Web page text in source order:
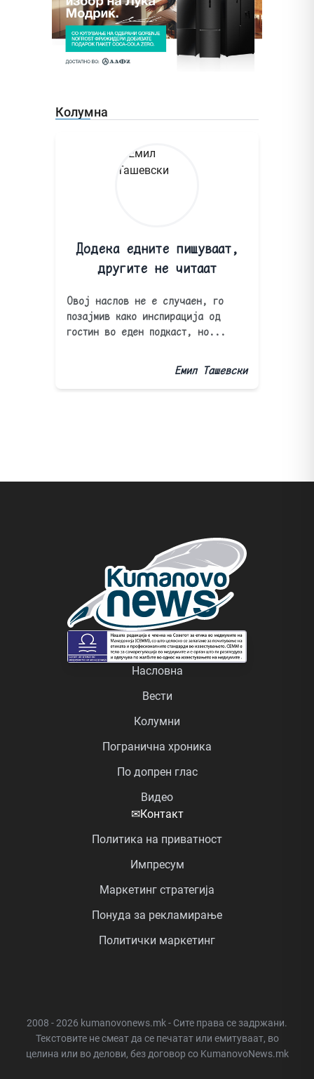
Колумна
Додека едните пишуваат,
другите не читаат
Овој наслов не е случаен, го
позајмив како инспирација од
гостин во еден подкаст, но...
Емил Ташевски
Насловна
Вести
Колумни
Погранична хроника
По допрен глас
Видео
✉Контакт
Политика на приватност
Импресум
Маркетинг стратегија
Понуда за рекламирање
Политички маркетинг
2008 - 2026 kumanovonews.mk - Сите права се задржани.
Текстовите не смеат да се печатат или емитуваат, во
целина или во делови, без договор со KumanovoNews.mk